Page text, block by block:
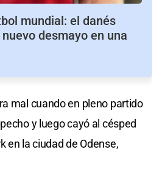
mundial: el danés
desmayo en una
mal cuando en pleno partido
y luego cayó al césped
en la ciudad de Odense,